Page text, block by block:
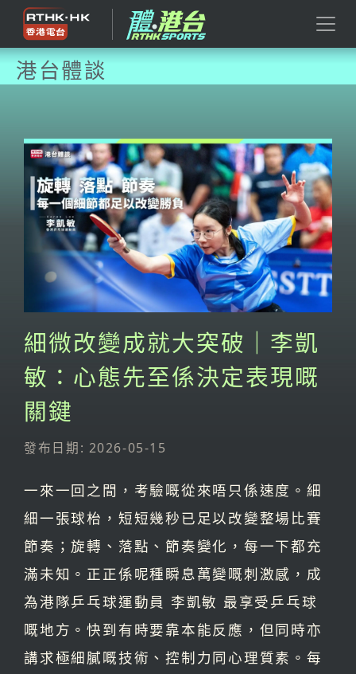
港台體談
細微改變成就大突破｜李凱
敏：心態先至係決定表現嘅
關鍵
發布日期: 2026-05-15
一來一回之間，考驗嘅從來唔只係速度。細
細一張球枱，短短幾秒已足以改變整場比賽
節奏；旋轉、落點、節奏變化，每一下都充
滿未知。正正係呢種瞬息萬變嘅刺激感，成
為港隊乒乓球運動員 李凱敏 最享受乒乓球
嘅地方。快到有時要靠本能反應，但同時亦
講求極細膩嘅技術、控制力同心理質素。每